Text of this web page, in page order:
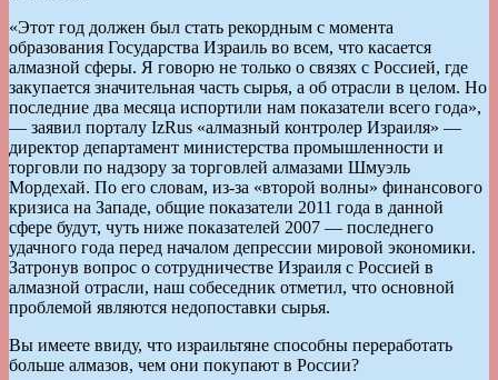
«Этот год должен был стать рекордным с момента
образования Государства Израиль во всем, что касается
алмазной сферы. Я говорю не только о связях с Россией, где
закупается значительная часть сырья, а об отрасли в целом. Но
последние два месяца испортили нам показатели всего года»,
— заявил порталу IzRus «алмазный контролер Израиля» —
директор департамент министерства промышленности и
торговли по надзору за торговлей алмазами Шмуэль
Мордехай. По его словам, из-за «второй волны» финансового
кризиса на Западе, общие показатели 2011 года в данной
сфере будут, чуть ниже показателей 2007 — последнего
удачного года перед началом депрессии мировой экономики.
Затронув вопрос о сотрудничестве Израиля с Россией в
алмазной отрасли, наш собеседник отметил, что основной
проблемой являются недопоставки сырья.
Вы имеете ввиду, что израильтяне способны переработать
больше алмазов, чем они покупают в России?